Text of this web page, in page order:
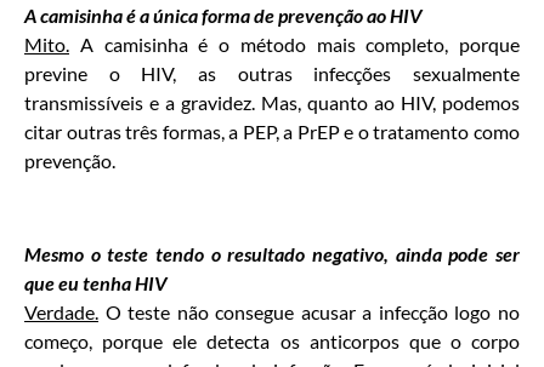
A camisinha é a única forma de prevenção ao HIV
Mito. A camisinha é o método mais completo, porque
previne o HIV, as outras infecções sexualmente
transmissíveis e a gravidez. Mas, quanto ao HIV, podemos
citar outras três formas, a PEP, a PrEP e o tratamento como
prevenção.
Mesmo o teste tendo o resultado negativo, ainda pode ser
que eu tenha HIV
Verdade. O teste não consegue acusar a infecção logo no
começo, porque ele detecta os anticorpos que o corpo